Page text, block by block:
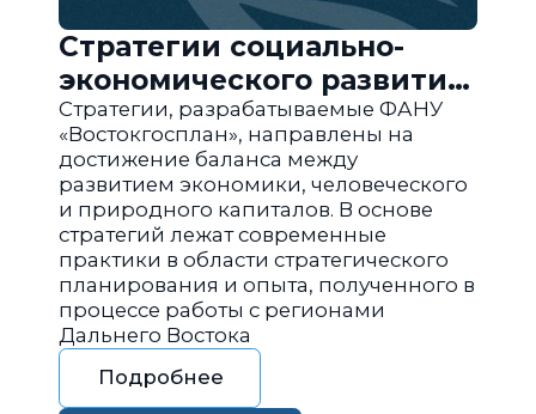
Стратегии социально-
экономического развития
субъектов РФ
Стратегии, разрабатываемые ФАНУ
«Востокгосплан», направлены на
достижение баланса между
развитием экономики, человеческого
и природного капиталов. В основе
стратегий лежат современные
практики в области стратегического
планирования и опыта, полученного в
процессе работы с регионами
Дальнего Востока
Подробнее